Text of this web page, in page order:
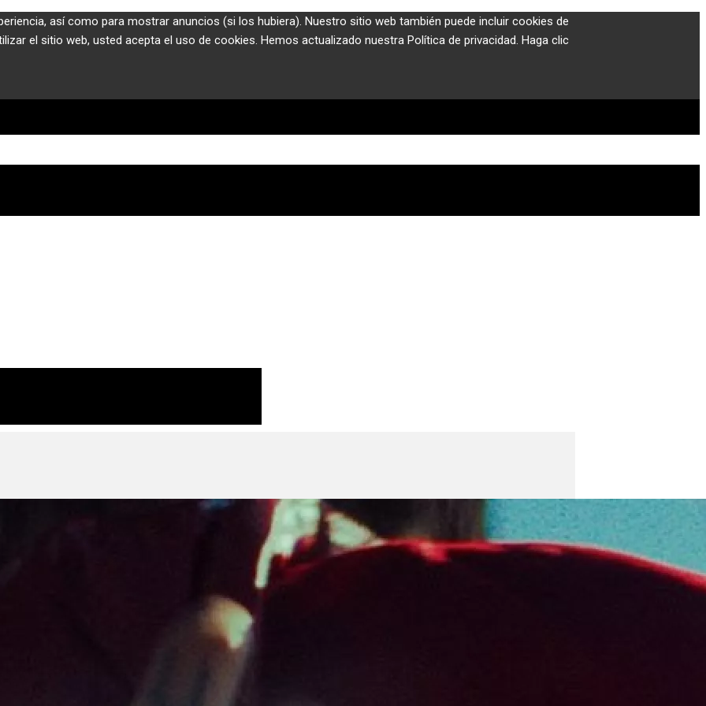
así como para mostrar anuncios (si los hubiera). Nuestro sitio web también puede incluir cookies de
el sitio web, usted acepta el uso de cookies. Hemos actualizado nuestra Política de privacidad. Haga clic